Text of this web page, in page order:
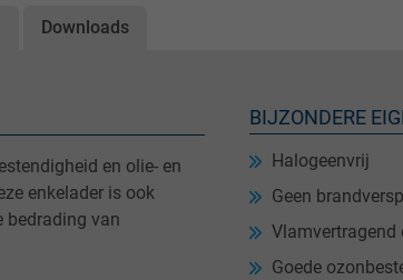
Downloads
en olie- en
enkelader is ook
bedrading van
BIJZONDERE
Halogeenvrij
Geen
Vlamvertragend
Goede